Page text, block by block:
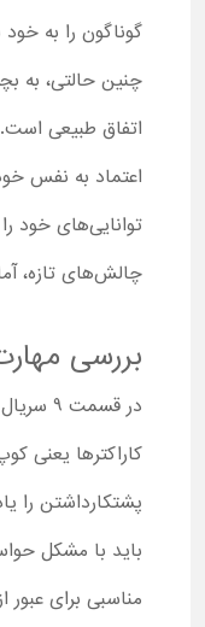
گوناگون را به
چنین حالتی، به
اتفاق طبیعی
اعتماد به نفس
توانایی‌های خود
چالش‌های تازه،
بررسی
کاراکترها یعنی
پشتکارداشتن را
باید با مشکل
مناسبی برای عبور